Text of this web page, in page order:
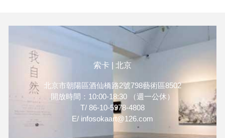
索卡 | 北京
北京市朝陽區酒仙橋路2號798藝術區8502
開放時間：10:00-18:30 （週一公休）
T/ 86-10-5978-4808
E/ infosokaart@126.com